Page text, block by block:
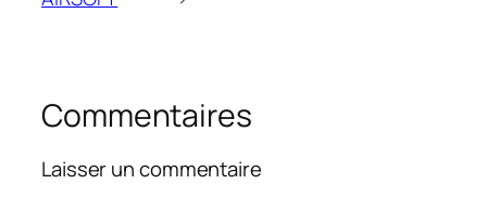
Commentaires
Laisser un commentaire